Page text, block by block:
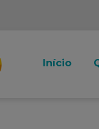
Início